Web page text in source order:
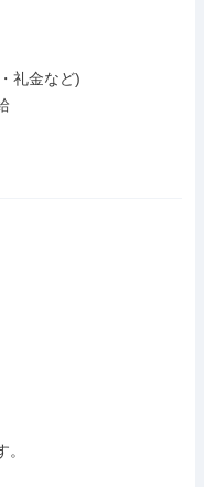
礼金など)